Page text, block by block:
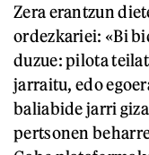
Zera erantzun
ordezkariei: «Bi
duzue: pilota
jarraitu, edo
baliabide jarri
pertsonen